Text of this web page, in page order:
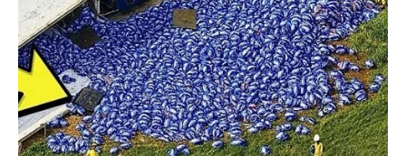
granica ovog djela zadubit ćemo se u njezino podrijetlo, ispitati
njezina izvanredna postignuća na području filma i pozornice,
istražiti njezin utjecaj izvan područja glume i promotriti trajno
nasljeđe koje nam je podarila. Pripremite se biti očarani dok
otkrivamo život i pobjede ove izvanredne kreativne sile.
Svetlana Bojković, renomirana ličnost srpskog glumišta, stekla